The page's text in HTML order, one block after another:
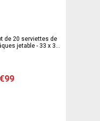
de 20 serviettes de
jetable - 33 x 33